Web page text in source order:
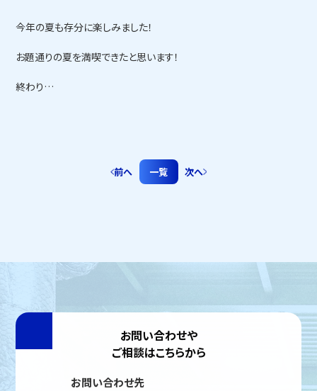
今年の夏も存分に楽しみました！
お題通りの夏を満喫できたと思います！
終わり…
前へ 一覧 次へ
お問い合わせや
ご相談はこちらから
お問い合わせ先